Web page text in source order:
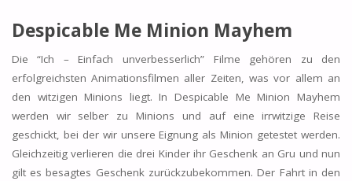
Despicable Me Minion Mayhem
Die “Ich – Einfach unverbesserlich” Filme gehören zu den
erfolgreichsten Animationsfilmen aller Zeiten, was vor allem an
den witzigen Minions liegt. In Despicable Me Minion Mayhem
werden wir selber zu Minions und auf eine irrwitzige Reise
geschickt, bei der wir unsere Eignung als Minion getestet werden.
Gleichzeitig verlieren die drei Kinder ihr Geschenk an Gru und nun
gilt es besagtes Geschenk zurückzubekommen. Der Fahrt in den